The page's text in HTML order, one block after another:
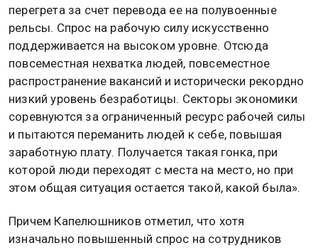
перегрета за счет перевода ее на полувоенные
рельсы. Спрос на рабочую силу искусственно
поддерживается на высоком уровне. Отсюда
повсеместная нехватка людей, повсеместное
распространение вакансий и исторически рекордно
низкий уровень безработицы. Секторы экономики
соревнуются за ограниченный ресурс рабочей силы
и пытаются переманить людей к себе, повышая
заработную плату. Получается такая гонка, при
которой люди переходят с места на место, но при
этом общая ситуация остается такой, какой была».
Причем Капелюшников отметил, что хотя
изначально повышенный спрос на сотрудников